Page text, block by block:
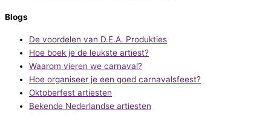
Blogs
De voordelen van D.E.A. Produkties
Hoe boek je de leukste artiest?
Waarom vieren we carnaval?
Hoe organiseer je een goed carnavalsfeest?
Oktoberfest artiesten
Bekende Nederlandse artiesten